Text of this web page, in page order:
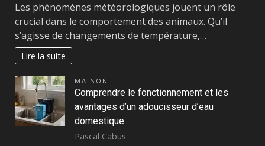
Les phénomènes météorologiques jouent un rôle
crucial dans le comportement des animaux. Qu’il
s’agisse de changements de température,…
Lire la suite
MAISON
Comprendre le fonctionnement et les
avantages d’un adoucisseur d’eau
domestique
Pascal Cabus